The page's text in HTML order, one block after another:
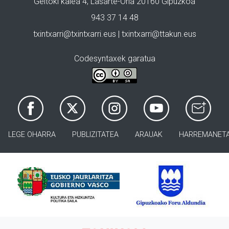
943 37 14 48
txintxarri@txintxarri.eus | txintxarri@ttakun.eus
Codesyntaxek garatua
LEGE OHARRA PUBLIZITATEA ARAUAK